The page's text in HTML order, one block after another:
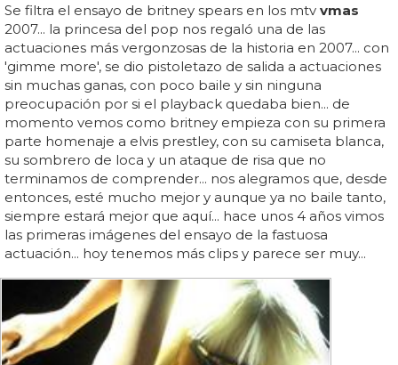
Se filtra el ensayo de britney spears en los mtv vmas
2007... la princesa del pop nos regaló una de las
actuaciones más vergonzosas de la historia en 2007... con
'gimme more', se dio pistoletazo de salida a actuaciones
sin muchas ganas, con poco baile y sin ninguna
preocupación por si el playback quedaba bien... de
momento vemos como britney empieza con su primera
parte homenaje a elvis prestley, con su camiseta blanca,
su sombrero de loca y un ataque de risa que no
terminamos de comprender... nos alegramos que, desde
entonces, esté mucho mejor y aunque ya no baile tanto,
siempre estará mejor que aquí... hace unos 4 años vimos
las primeras imágenes del ensayo de la fastuosa
actuación... hoy tenemos más clips y parece ser muy...